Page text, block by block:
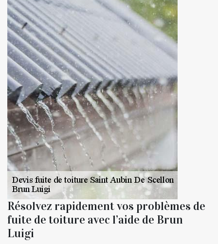
Résolvez rapidement vos problèmes de
fuite de toiture avec l’aide de Brun
Luigi